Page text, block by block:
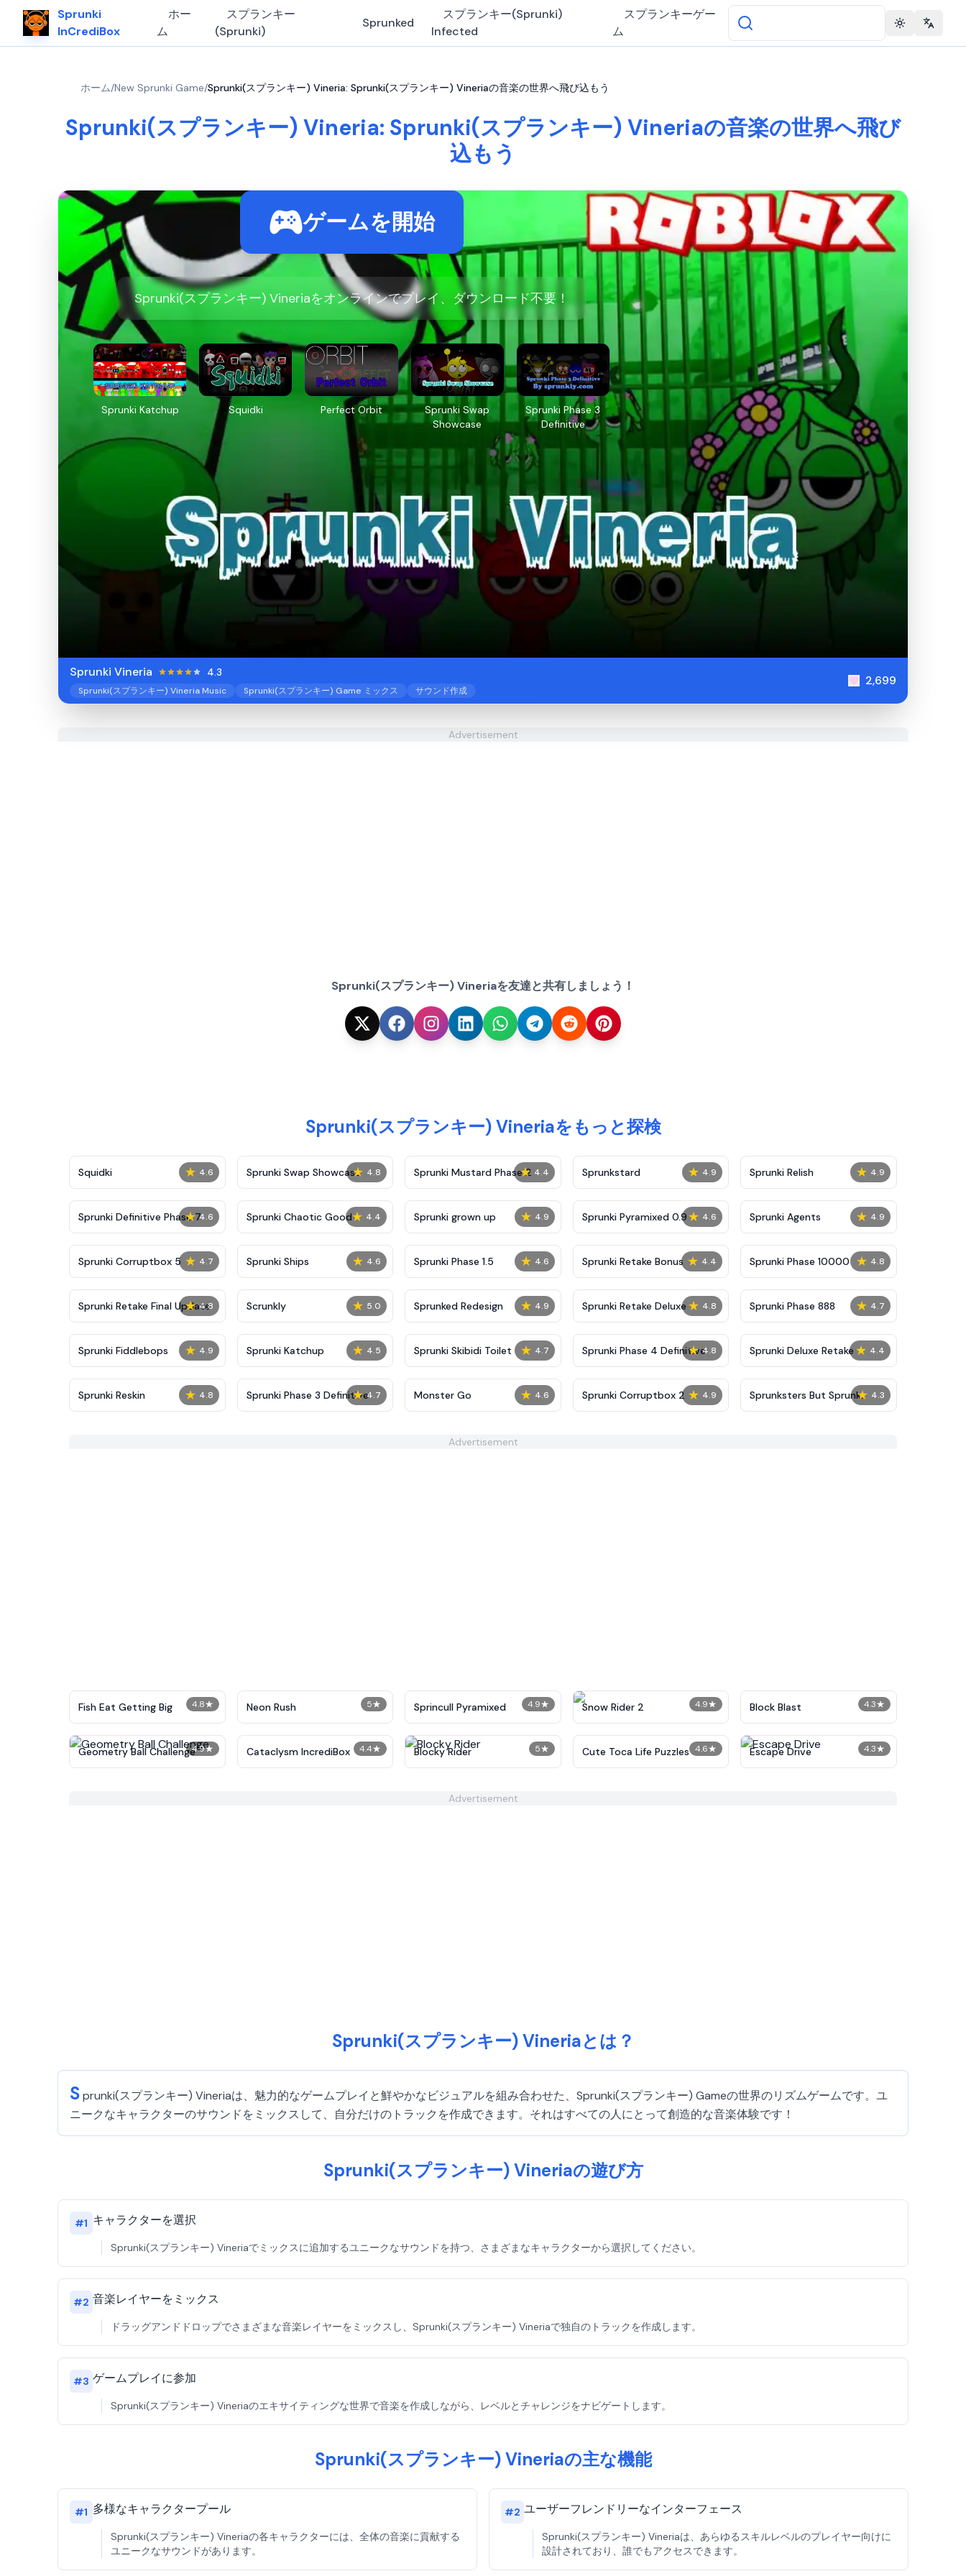
Sprunki
InCrediBox
ホー
ム
スプランキー
(Sprunki)
Sprunked
スプランキー(Sprunki)
Infected
スプランキーゲー
ム
Toggle theme
ホーム/New Sprunki Game/Sprunki(スプランキー) Vineria: Sprunki(スプランキー) Vineriaの音楽の世界へ飛び込もう
Sprunki(スプランキー) Vineria: Sprunki(スプランキー) Vineriaの音楽の世界へ飛び
込もう
ゲームを開始
Sprunki(スプランキー) Vineriaをオンラインでプレイ、ダウンロード不要！
Sprunki Katchup Squidki Perfect Orbit
Sprunki Swap
Showcase
Sprunki Phase 3
Definitive
Sprunki Vineria 4.3
Sprunki(スプランキー) Vineria Music Sprunki(スプランキー) Game ミックス サウンド作成
2,699
Advertisement
Sprunki(スプランキー) Vineriaを友達と共有しましょう！
Sprunki(スプランキー) Vineriaをもっと探検
★ 4.6
Squidki ★ 4.8
Sprunki Swap Showcase ★ 4.4
Sprunki Mustard Phase 2 ★ 4.9
Sprunkstard ★ 4.9
Sprunki Relish
★ 4.6
Sprunki Definitive Phase 7 ★ 4.4
Sprunki Chaotic Good ★ 4.9
Sprunki grown up ★ 4.6
Sprunki Pyramixed 0.9 ★ 4.9
Sprunki Agents
★ 4.7
Sprunki Corruptbox 5 ★ 4.6
Sprunki Ships ★ 4.6
Sprunki Phase 1.5 ★ 4.4
Sprunki Retake Bonus ★ 4.8
Sprunki Phase 10000
★ 4.8
Sprunki Retake Final Update ★ 5.0
Scrunkly ★ 4.9
Sprunked Redesign ★ 4.8
Sprunki Retake Deluxe ★ 4.7
Sprunki Phase 888
★ 4.9
Sprunki Fiddlebops ★ 4.5
Sprunki Katchup ★ 4.7
Sprunki Skibidi Toilet ★ 4.8
Sprunki Phase 4 Definitive ★ 4.4
Sprunki Deluxe Retake
★ 4.8
Sprunki Reskin ★ 4.7
Sprunki Phase 3 Definitive ★ 4.6
Monster Go ★ 4.9
Sprunki Corruptbox 2 ★ 4.3
Sprunksters But Sprunki
Advertisement
4.8★
Fish Eat Getting Big 5★
Neon Rush 4.9★
Sprincull Pyramixed 4.9★
Snow Rider 2 4.3★
Block Blast
4.9★
Geometry Ball Challenge 4.4★
Cataclysm IncrediBox 5★
Blocky Rider 4.6★
Cute Toca Life Puzzles 4.3★
Escape Drive
Advertisement
Sprunki(スプランキー) Vineriaとは？
Sprunki(スプランキー) Vineriaは、魅力的なゲームプレイと鮮やかなビジュアルを組み合わせた、Sprunki(スプランキー) Gameの世界のリズムゲームです。ユ
ニークなキャラクターのサウンドをミックスして、自分だけのトラックを作成できます。それはすべての人にとって創造的な音楽体験です！
Sprunki(スプランキー) Vineriaの遊び方
#1 キャラクターを選択
Sprunki(スプランキー) Vineriaでミックスに追加するユニークなサウンドを持つ、さまざまなキャラクターから選択してください。
#2 音楽レイヤーをミックス
ドラッグアンドドロップでさまざまな音楽レイヤーをミックスし、Sprunki(スプランキー) Vineriaで独自のトラックを作成します。
#3 ゲームプレイに参加
Sprunki(スプランキー) Vineriaのエキサイティングな世界で音楽を作成しながら、レベルとチャレンジをナビゲートします。
Sprunki(スプランキー) Vineriaの主な機能
#1 多様なキャラクタープール
Sprunki(スプランキー) Vineriaの各キャラクターには、全体の音楽に貢献する
ユニークなサウンドがあります。
#2 ユーザーフレンドリーなインターフェース
Sprunki(スプランキー) Vineriaは、あらゆるスキルレベルのプレイヤー向けに
設計されており、誰でもアクセスできます。